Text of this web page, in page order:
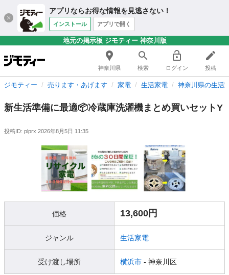
アプリならお得な情報を見逃さない！
インストール アプリで開く
地元の掲示板 ジモティー 神奈川版
神奈川県 検索 ログイン 投稿
ジモティー 売ります・あげます 家電 生活家電 神奈川県の生活
新生活準備に最適📦冷蔵庫洗濯機まとめ買いセットY
投稿ID: plprx 2026年8月5日 11:35
価格 13,600円
ジャンル 生活家電
受け渡し場所 横浜市 - 神奈川区